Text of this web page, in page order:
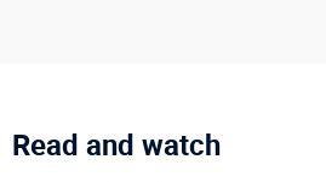
Read and watch